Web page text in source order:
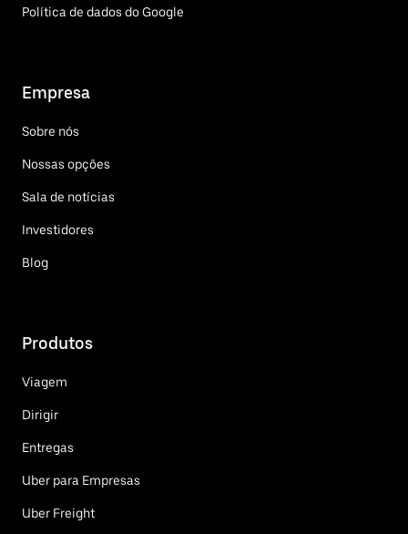
Política de dados do Google
Empresa
Sobre nós
Nossas opções
Sala de notícias
Investidores
Blog
Produtos
Viagem
Dirigir
Entregas
Uber para Empresas
Uber Freight